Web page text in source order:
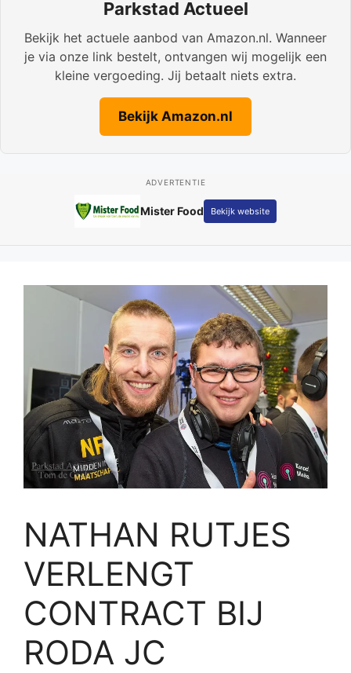
Parkstad Actueel
Bekijk het actuele aanbod van Amazon.nl. Wanneer
je via onze link bestelt, ontvangen wij mogelijk een
kleine vergoeding. Jij betaalt niets extra.
Bekijk Amazon.nl
ADVERTENTIE
Mister Food Bekijk website
NATHAN RUTJES
VERLENGT
CONTRACT BIJ
RODA JC